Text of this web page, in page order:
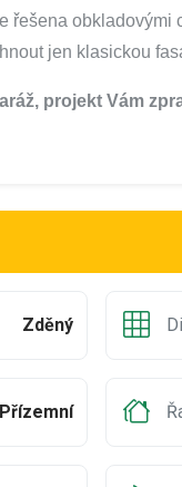
řešena obkladovými
jen klasickou
projekt Vám
Zděný
Přízemní